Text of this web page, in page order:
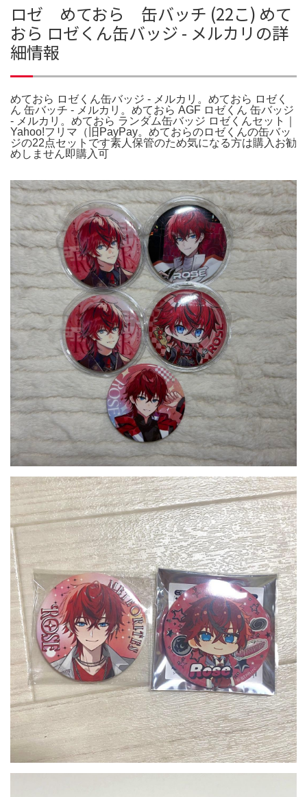
ロゼ めておら 缶バッチ (22こ) めて
おら ロゼくん缶バッジ - メルカリの詳
細情報
めておら ロゼくん缶バッジ - メルカリ。めておら ロゼく
ん 缶バッチ - メルカリ。めておら AGF ロゼくん 缶バッジ
- メルカリ。めておら ランダム缶バッジ ロゼくんセット｜
Yahoo!フリマ（旧PayPay。めておらのロゼくんの缶バッ
ジの22点セットです素人保管のため気になる方は購入お勧
めしません即購入可